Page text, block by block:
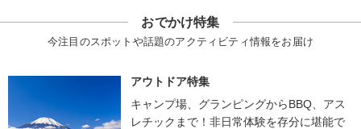
おでかけ特集
今注目のスポットや話題のアクティビティ情報をお届け
アウトドア特集
キャンプ場、グランピングからBBQ、アス
レチックまで！非日常体験を存分に堪能で